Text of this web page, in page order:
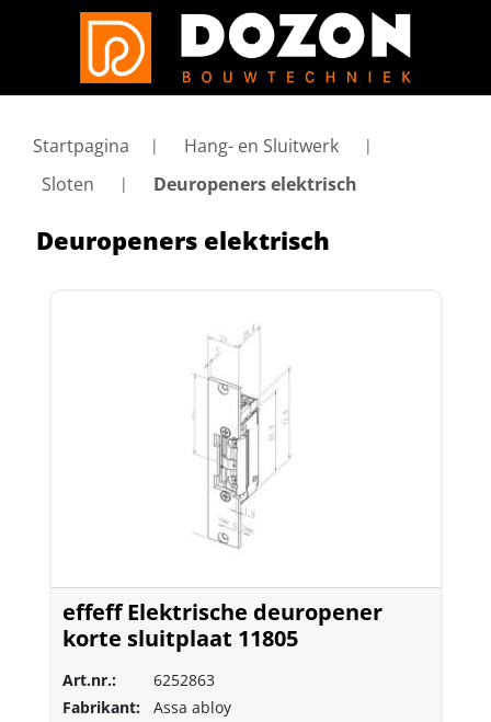
Startpagina
Hang- en Sluitwerk
Sloten
Deuropeners elektrisch
Deuropeners elektrisch
effeff Elektrische deuropener
korte sluitplaat 11805
Art.nr.:
6252863
Fabrikant:
Assa abloy